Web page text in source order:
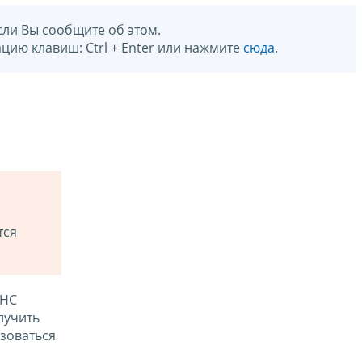
Вы сообщите об этом.
клавиш: Ctrl + Enter или нажмите сюда.